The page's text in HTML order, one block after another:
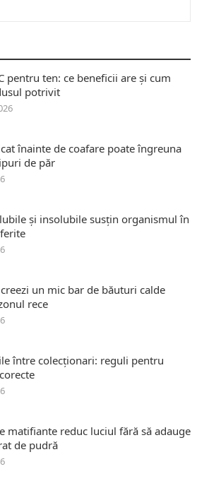
pentru ten: ce beneficii are și cum
potrivit
înainte de coafare poate îngreuna
de păr
și insolubile susțin organismul în
un mic bar de băuturi calde
rece
între colecționari: reguli pentru
matifiante reduc luciul fără să adauge
de pudră